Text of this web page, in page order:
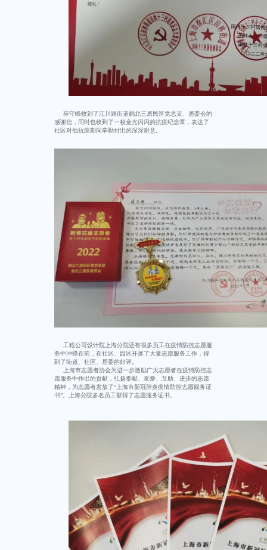
薛守峰收到了江川路街道鹤北三居民区党总支、居委会的
感谢信，同时也收到了一枚金光闪闪的抗疫纪念章，表达了
社区对他抗疫期间辛勤付出的深深谢意。
工程公司设计院上海分院还有很多员工在疫情防控志愿服
务中冲锋在前，在社区、园区开展了大量志愿服务工作，得
到了街道、社区、居委的好评。
上海市志愿者协会为进一步激励广大志愿者在疫情防控志
愿服务中作出的贡献，弘扬奉献、友爱、互助、进步的志愿
精神，为志愿者发放了“上海市新冠肺炎疫情防控志愿服务证
书”。上海分院多名员工获得了志愿服务证书。